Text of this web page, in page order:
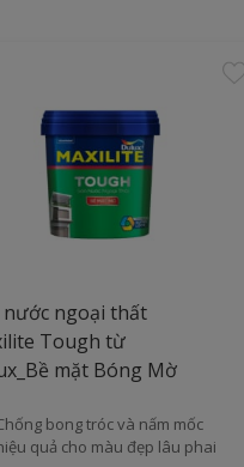
nước ngoại thất
Tough từ
mặt Bóng Mờ
bong tróc và nấm mốc
quả cho màu đẹp lâu phai